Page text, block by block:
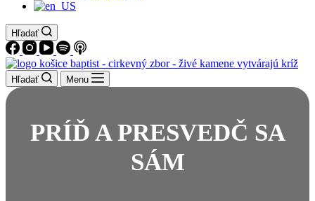
Hľadať
Hľadať Menu
PRÍĎ A PRESVEDČ SA
SÁM